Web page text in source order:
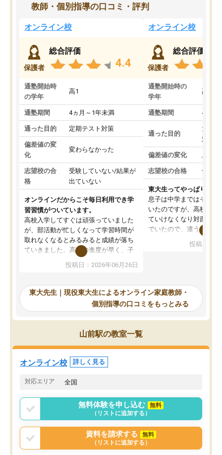
教師・個別指導の口コミ・評判
オンライン校
保護者
総合評価
4.4
通塾開始時
の学年
高1
通塾期間 4ヵ月～1年未満
通った目的 定期テスト対策
偏差値の変
化
変わらなかった
志望校の合
格
受験していない/結果が
出ていない
オンラインだからこそ毎日利用でき学
習習慣がついています。
高校入学してすぐは頑張っていました
が、部活動が忙しくなって学習時間が
取れなくなるとみるみると成績が落ち
ていきました。高校の進度が早く、子
供も家に帰って勉強の話すると嫌な反
応を示します。東大先生にお願いして
れるので、親としても安心です。毎日
使える自習室とかもあり、わからない
ところがあれば先生が回答してくれる
のも重宝しています。
投稿日：2026年06月26日
オンライン校
保護者
総合評価
通塾開始時の
学年
高3
通塾期間 4ヵ月
通った目的
大学
対策
偏差値の変化
志望校の合格 合格
東大生ってやっぱりすご
息子は中学まではそこそ
いたのですが、高校に入
ていけなくなり対面の塾
でいたので、違うアプロ
で、当初は模試でD判定
自習室が毎日使えていつ
るのが心強かったよう
謝です。
投稿日：
東大先生｜現役東大生によるオンライン家庭教師・
個別指導の口コミをもっとみる
山前駅の教室一覧
オンライン校 詳しく見る
対応エリア 全国
無料体験を申し込む
無料
（リストに追加する）
資料を請求する
無料
（リストに追加する）